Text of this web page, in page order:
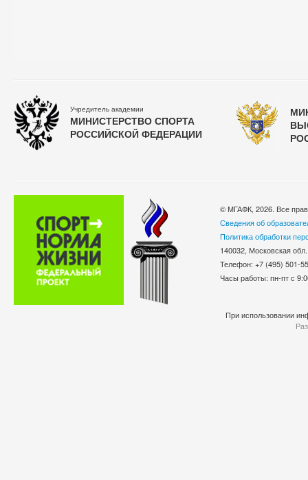
Учредитель академии
МИНИСТЕРСТВО СПОРТА
РОССИЙСКОЙ ФЕДЕРАЦИИ
© МГАФК, 2026. Все
Сведения об
Политика обработки
140032, Московская
Телефон: +7 (495)
Часы работы: пн-пт с
При использовании